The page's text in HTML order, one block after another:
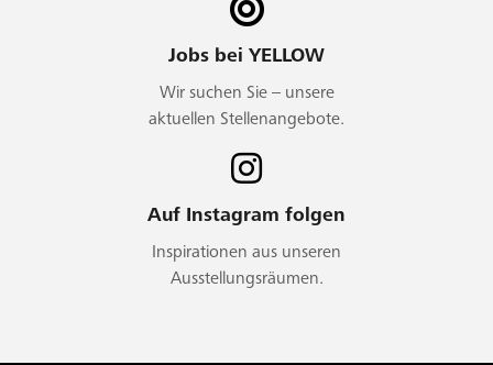
Jobs bei YELLOW
Wir suchen Sie – unsere
aktuellen Stellenangebote.
Auf Instagram folgen
Inspirationen aus unseren
Ausstellungsräumen.